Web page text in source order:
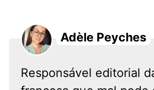
Adèle Peyches
Responsável editorial